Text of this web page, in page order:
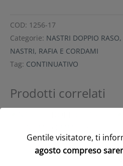
COD: 1256-17
Categorie: NASTRI DOPPIO
NASTRI, RAFIA E CORDAMI
Tag: CONTINUATIVO
Prodotti correlati
Gentile visitatore, ti
agosto compreso